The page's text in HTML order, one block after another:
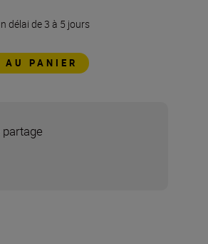
délai de 3 à 5 jours
AU PANIER